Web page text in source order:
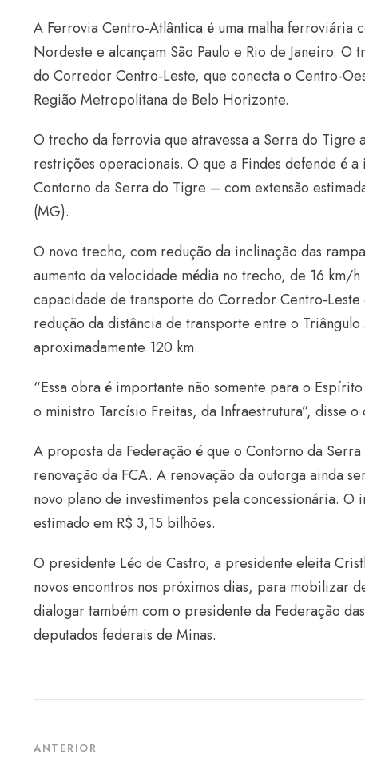
A Ferrovia Centro-Atlântica é uma malha ferroviária
Nordeste e alcançam São Paulo e Rio de Janeiro.
do Corredor Centro-Leste, que conecta o Centro-
Região Metropolitana de Belo Horizonte.
O trecho da ferrovia que atravessa a Serra do Tigre
restrições operacionais. O que a Findes defende é
Contorno da Serra do Tigre – com extensão
(MG).
O novo trecho, com redução da inclinação das
aumento da velocidade média no trecho, de 16
capacidade de transporte do Corredor Centro-
redução da distância de transporte entre o
aproximadamente 120 km.
“Essa obra é importante não somente para o
o ministro Tarcísio Freitas, da Infraestrutura”, disse o
A proposta da Federação é que o Contorno da
renovação da FCA. A renovação da outorga ainda
novo plano de investimentos pela concessionária.
estimado em R$ 3,15 bilhões.
O presidente Léo de Castro, a presidente eleita
novos encontros nos próximos dias, para mobilizar
dialogar também com o presidente da Federação
deputados federais de Minas.
ANTERIOR